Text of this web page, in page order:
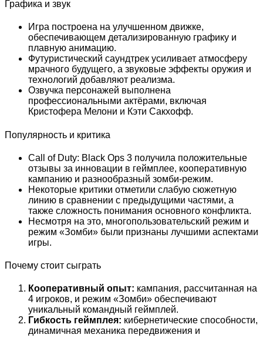
Графика и звук
Игра построена на улучшенном движке,
обеспечивающем детализированную графику и
плавную анимацию.
Футуристический саундтрек усиливает атмосферу
мрачного будущего, а звуковые эффекты оружия и
технологий добавляют реализма.
Озвучка персонажей выполнена
профессиональными актёрами, включая
Кристофера Мелони и Кэти Сакхофф.
Популярность и критика
Call of Duty: Black Ops 3 получила положительные
отзывы за инновации в геймплее, кооперативную
кампанию и разнообразный зомби-режим.
Некоторые критики отметили слабую сюжетную
линию в сравнении с предыдущими частями, а
также сложность понимания основного конфликта.
Несмотря на это, многопользовательский режим и
режим «Зомби» были признаны лучшими аспектами
игры.
Почему стоит сыграть
Кооперативный опыт: кампания, рассчитанная на
4 игроков, и режим «Зомби» обеспечивают
уникальный командный геймплей.
Гибкость геймплея: кибернетические способности,
динамичная механика передвижения и